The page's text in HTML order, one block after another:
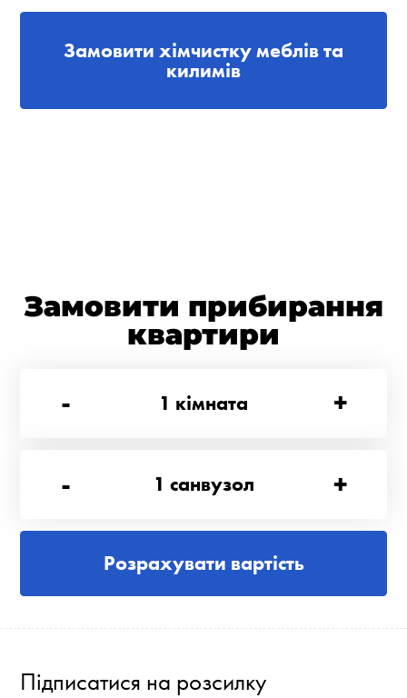
Замовити хімчистку меблів та
килимів
Замовити прибирання
квартири
-
1 кімната +
- 1 санвузол +
Розрахувати вартість
Підписатися на розсилку